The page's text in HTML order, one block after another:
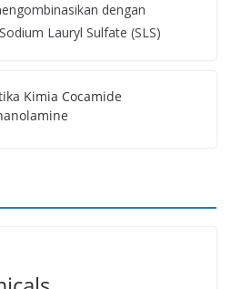
dengan
Lauryl Sulfate (SLS)
Kimia Cocamide